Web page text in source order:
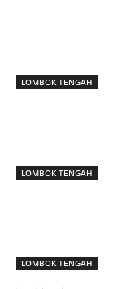
LOMBOK TENGAH
LOMBOK TENGAH
LOMBOK TENGAH